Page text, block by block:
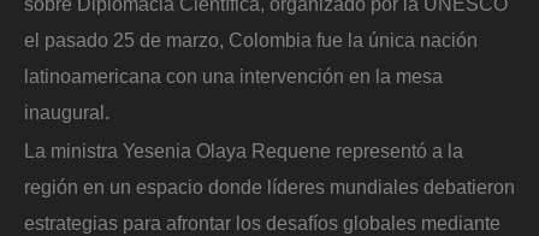
el pasado 25 de marzo, Colombia fue la única nación
latinoamericana con una intervención en la mesa
inaugural.
La ministra Yesenia Olaya Requene representó a la
región en un espacio donde líderes mundiales debatieron
estrategias para afrontar los desafíos globales mediante